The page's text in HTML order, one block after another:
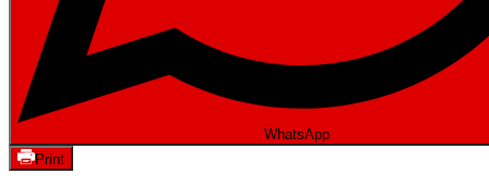
WhatsApp
Print